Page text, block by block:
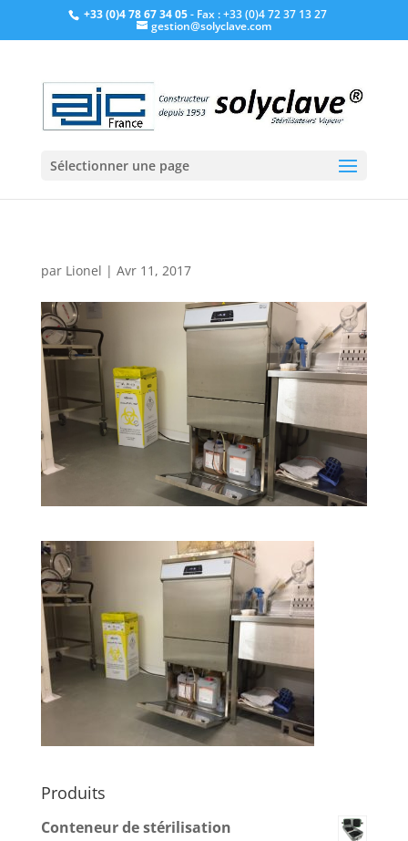
+33 (0)4 78 67 34 05- Fax : +33 (0)4 72 37 13 27
gestion@solyclave.com
Sélectionner une page
par Lionel | Avr 11, 2017
Produits
Conteneur de stérilisation